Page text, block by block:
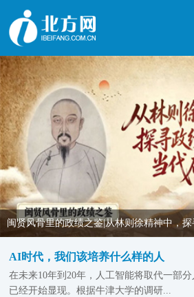
闽贤风骨里的政绩之鉴|从林则徐精神中，
AI时代，我们该培养什么样的人
在未来10年到20年，人工智能将取代一部
已经开始显现。根据牛津大学的调研...